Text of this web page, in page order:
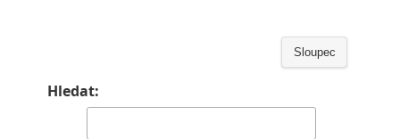
Sloupec
Hledat: